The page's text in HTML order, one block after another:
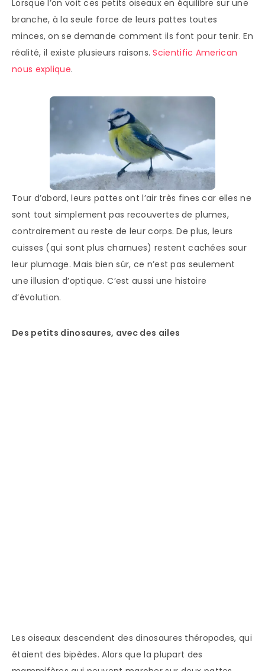
Lorsque l’on voit ces petits oiseaux en équilibre sur une
branche, à la seule force de leurs pattes toutes
minces, on se demande comment ils font pour tenir. En
réalité, il existe plusieurs raisons.Scientific American
nous explique.
Tour d’abord, leurs pattes ont l’air très fines car elles ne
sont tout simplement pas recouvertes de plumes,
contrairement au reste de leur corps. De plus, leurs
cuisses (qui sont plus charnues) restent cachées sour
leur plumage. Mais bien sûr, ce n’est pas seulement
une illusion d’optique. C’est aussi une histoire
d’évolution.
Des petits dinosaures, avec des ailes
Les oiseaux descendent des dinosaures théropodes, qui
étaient des bipèdes. Alors que la plupart des